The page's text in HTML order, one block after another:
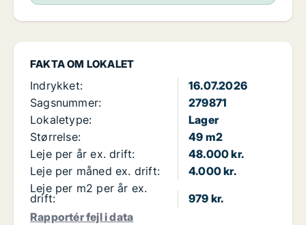
FAKTA OM LOKALET
Indrykket:
16.07.2026
Sagsnummer:
279871
Lokaletype:
Lager
Størrelse:
49 m2
Leje per år ex. drift:
48.000 kr.
Leje per måned ex. drift:
4.000 kr.
Leje per m2 per år ex.
drift:
979 kr.
Rapportér fejl i data